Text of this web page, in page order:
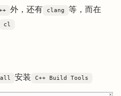
外，还有 clang
等，而在
cl
安装 C++ Build Tools